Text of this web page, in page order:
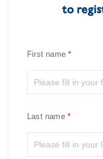
to
First name
Last name